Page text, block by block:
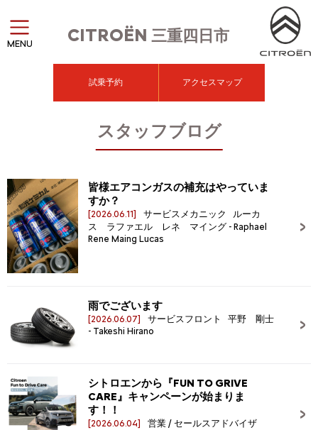
CITROËN 三重四日市
MENU
試乗予約 アクセスマップ
スタッフブログ
皆様エアコンガスの補充はやっていま
すか？
[2026.06.11]
サービスメカニック ルーカ
ス ラファエル レネ マイング - Raphael
Rene Maing Lucas
雨でございます
[2026.06.07]
サービスフロント 平野 剛士
- Takeshi Hirano
シトロエンから『FUN TO GRIVE
CARE』キャンペーンが始まりま
す！！
[2026.06.04]
営業 / セールスアドバイザ